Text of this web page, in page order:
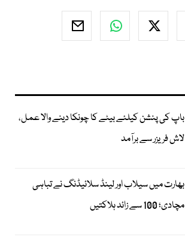
باپ کی پنشن کیلئے بیٹے کا چونکا دینے والا عمل،
لاش فریزر سے برآمد
بھارت میں سیلاب اور لینڈ سلائیڈنگ نے تباہی
مچادی؛ 100 سے زائد ہلاکتیں